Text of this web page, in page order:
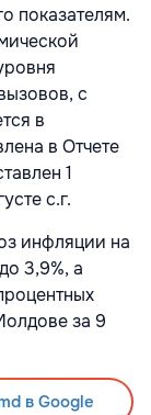
показателям.
с
в
в Отчете
1
с.г.
инфляции на
3,9%, а
за 9
в Google